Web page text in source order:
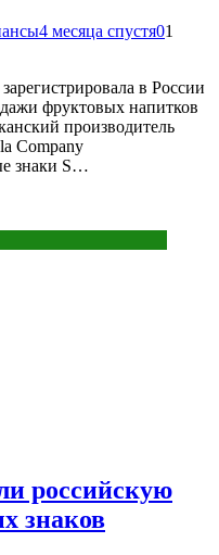
4 месяца спустя01
в России
фруктовых напитков
производитель
Company
знаки S…
российскую
знаков